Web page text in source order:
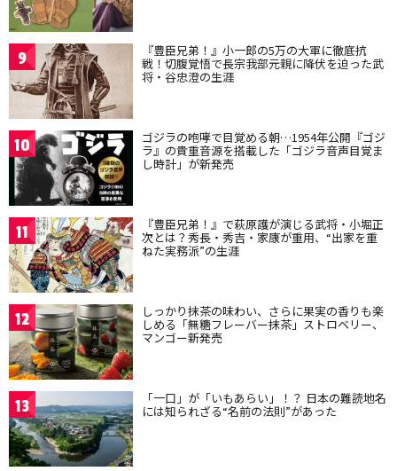
9 『豊臣兄弟！』小一郎の5万の大軍に徹底抗
戦！切腹覚悟で長宗我部元親に降伏を迫った武
将・谷忠澄の生涯
10 ゴジラの咆哮で目覚める朝…1954年公開『ゴジ
ラ』の貴重音源を搭載した「ゴジラ音声目覚ま
し時計」が新発売
11 『豊臣兄弟！』で萩原護が演じる武将・小堀正
次とは？秀長・秀吉・家康が重用、“出家を重
ねた実務派”の生涯
12 しっかり抹茶の味わい、さらに果実の香りも楽
しめる「無糖フレーバー抹茶」ストロベリー、
マンゴー新発売
13 「一口」が「いもあらい」！？ 日本の難読地名
には知られざる“名前の法則”があった